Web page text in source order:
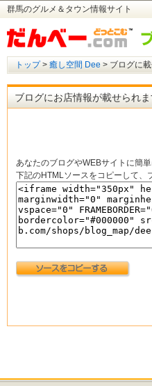
群馬のグルメ＆タウン情報サイト
トップ> 癒し空間 Dee > ブログに
ブログにお店情報が載せられま
あなたのブログやWEBサイトに簡
下記のHTMLソースをコピーして、